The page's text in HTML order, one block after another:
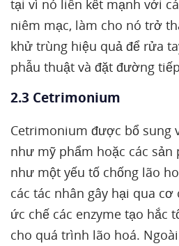
tại vì nó liên kết mạnh với
niêm mạc, làm cho nó trở
khử trùng hiệu quả để rửa
phẫu thuật và đặt đường
2.3 Cetrimonium
Cetrimonium được bổ sung
như mỹ phẩm hoặc các sản
như một yếu tố chống lão
các tác nhân gây hại qua cơ
ức chế các enzyme tạo hắc
cho quá trình lão hoá.